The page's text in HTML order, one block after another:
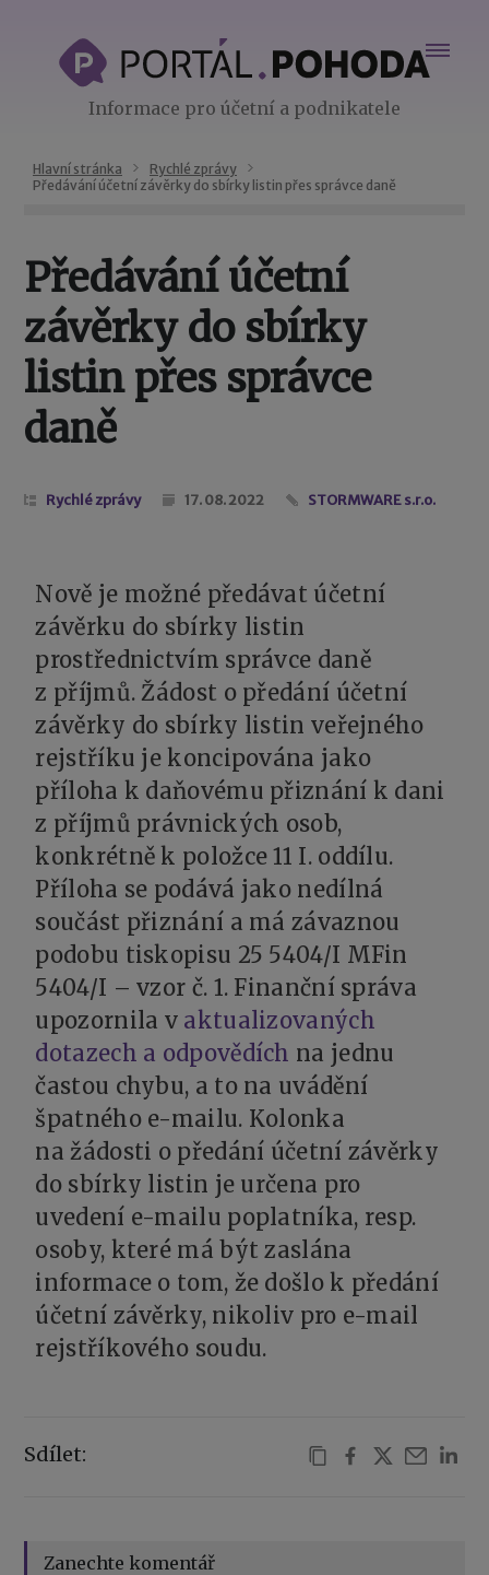
Informace pro účetní a podnikatele
Hlavní stránka
Rychlé zprávy
Předávání účetní závěrky do sbírky listin přes správce daně
Předávání účetní
závěrky do sbírky
listin přes správce
daně
Rychlé zprávy 17. 08. 2022 STORMWARE s.r.o.
Nově je možné předávat účetní
závěrku do sbírky listin
prostřednictvím správce daně
z příjmů. Žádost o předání účetní
závěrky do sbírky listin veřejného
rejstříku je koncipována jako
příloha k daňovému přiznání k dani
z příjmů právnických osob,
konkrétně k položce 11 I. oddílu.
Příloha se podává jako nedílná
součást přiznání a má závaznou
podobu tiskopisu 25 5404/I MFin
5404/I – vzor č. 1. Finanční správa
upozornila v aktualizovaných
dotazech a odpovědích na jednu
častou chybu, a to na uvádění
špatného e-mailu. Kolonka
na žádosti o předání účetní závěrky
do sbírky listin je určena pro
uvedení e-mailu poplatníka, resp.
osoby, které má být zaslána
informace o tom, že došlo k předání
účetní závěrky, nikoliv pro e-mail
rejstříkového soudu.
Sdílet:
Zanechte komentář